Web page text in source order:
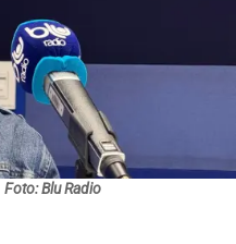
Foto: Blu Radio